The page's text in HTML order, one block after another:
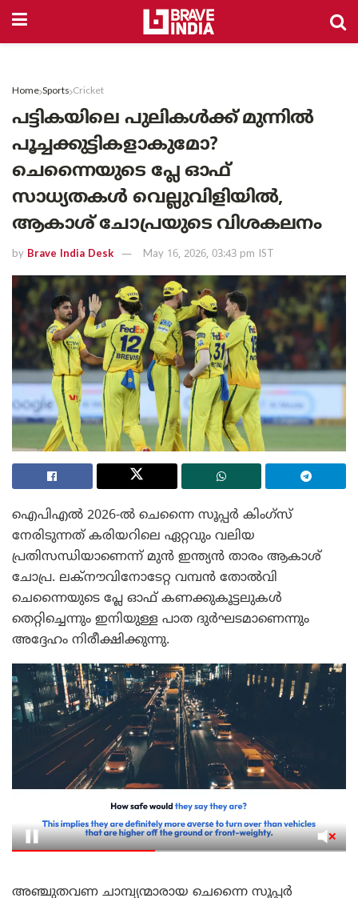
Home Sports Cricket
പട്ടികയിലെ പുലികൾക്ക് മുന്നിൽ
പൂച്ചക്കുട്ടികളാകുമോ?
ചെന്നൈയുടെ പ്ലേ ഓഫ്
സാധ്യതകൾ വെല്ലുവിളിയിൽ,
ആകാശ് ചോപ്രയുടെ വിശകലനം
by Brave India Desk May 16, 2026, 03:43 pm IST
ഐപിഎൽ 2026-ൽ ചെന്നൈ സൂപ്പർ കിംഗ്‌സ്
നേരിടുന്നത് കരിയറിലെ ഏറ്റവും വലിയ
പ്രതിസന്ധിയാണെന്ന് മുൻ ഇന്ത്യൻ താരം ആകാശ്
ചോപ്ര. ലക്നൗവിനോടേറ്റ വമ്പൻ തോൽവി
ചെന്നൈയുടെ പ്ലേ ഓഫ് കണക്കുകൂട്ടലുകൾ
തെറ്റിച്ചെന്നും ഇനിയുള്ള പാത ദുർഘടമാണെന്നും
അദ്ദേഹം നിരീക്ഷിക്കുന്നു.
അഞ്ചുതവണ ചാമ്പ്യന്മാരായ ചെന്നൈ സൂപ്പർ